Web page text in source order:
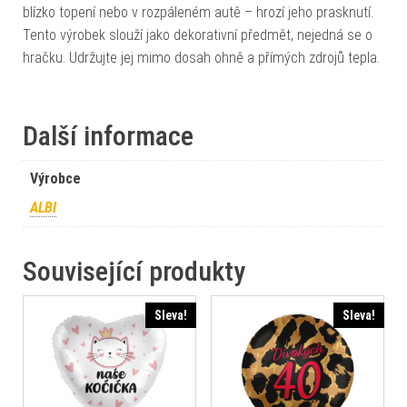
blízko topení nebo v rozpáleném autě – hrozí jeho prasknutí.
Tento výrobek slouží jako dekorativní předmět, nejedná se o
hračku. Udržujte jej mimo dosah ohně a přímých zdrojů tepla.
Další informace
Výrobce
ALBI
Související produkty
Sleva! Sleva!